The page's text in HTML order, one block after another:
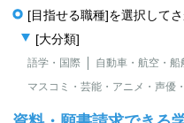
[目指せる職種]を選択して
[大分類]
語学・国際
自動車・航空・
マスコミ・芸能・アニメ・声優